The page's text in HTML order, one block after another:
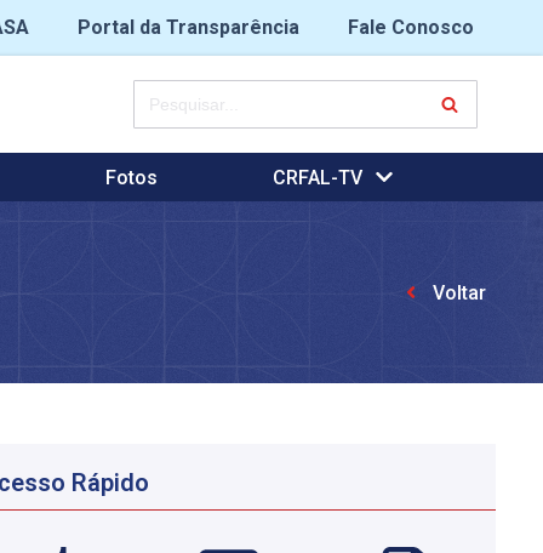
Portal da Transparência
Fale Conosco
Fotos CRFAL-TV
Voltar
Rápido